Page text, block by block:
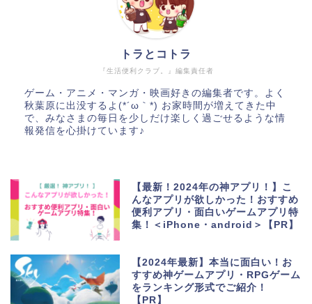
『生活便利クラブ。』編集責任者
トラとコトラ
ゲーム・アニメ・マンガ・映画好きの編集者です。よく
秋葉原に出没するよ(*´ω｀*) お家時間が増えてきた中
で、みなさまの毎日を少しだけ楽しく過ごせるような情
報発信を心掛けています♪
【最新！2024年の神アプリ！】こ
んなアプリが欲しかった！おすすめ
便利アプリ・面白いゲームアプリ特
集！＜iPhone・android＞【PR】
【2024年最新】本当に面白い！お
すすめ神ゲームアプリ・RPGゲーム
をランキング形式でご紹介！
【PR】